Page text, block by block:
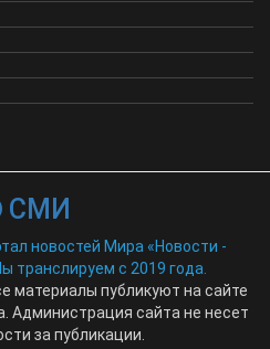
СМИ
новостей Мира «Новости -
транслируем с 2019 года.
материалы публикуют на сайте
Администрация сайта не несет
за публикации.